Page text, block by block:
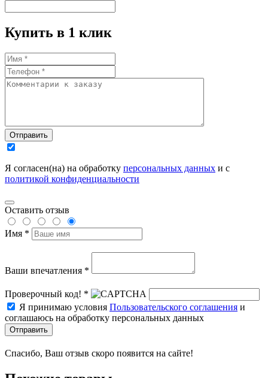
Купить в 1 клик
Отправить
Я согласен(на) на обработку персональных данных и с
политикой конфиденциальности
Оставить отзыв
Имя *
Ваши впечатления *
Проверочный код! *
Я принимаю условия Пользовательского соглашения и
соглашаюсь на обработку персональных данных
Отправить
Спасибо, Ваш отзыв скоро появится на сайте!